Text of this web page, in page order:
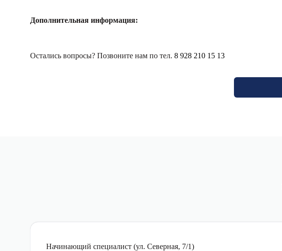
Дополнительная информация:
Остались вопросы? Позвоните нам по тел. 8 928 210 15 13
Начинающий специалист (ул. Северная, 7/1)